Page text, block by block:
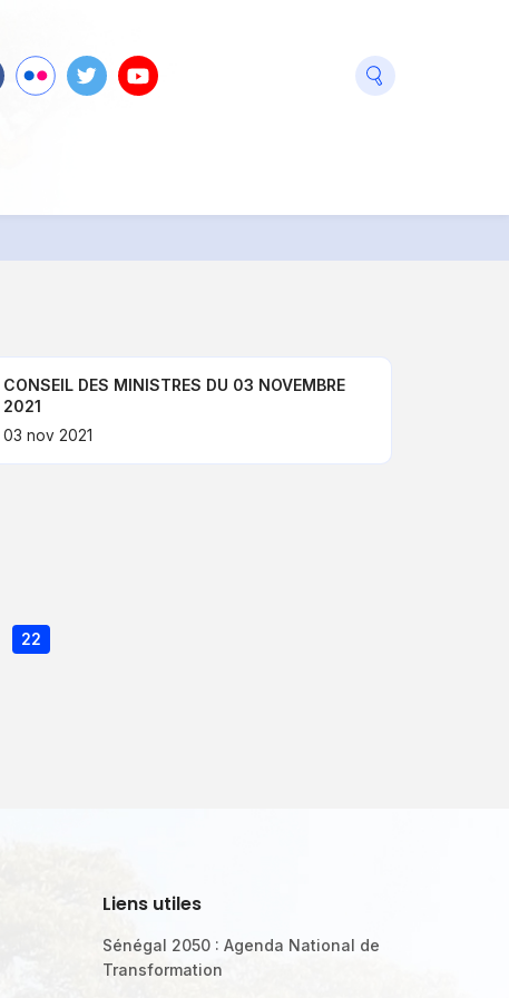
Flickr Twitter Youtube
CONSEIL DES MINISTRES DU 03 NOVEMBRE
2021
03 nov 2021
Page
22
Liens utiles
Sénégal 2050 : Agenda National de
Transformation